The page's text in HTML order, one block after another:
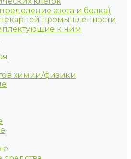
азота и белка)
промышленности
к ним
химии/физики